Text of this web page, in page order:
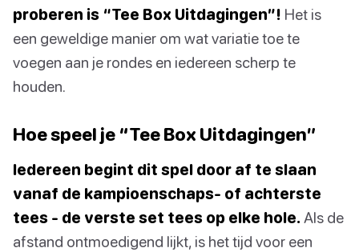
proberen is “Tee Box Uitdagingen”! Het is
een geweldige manier om wat variatie toe te
voegen aan je rondes en iedereen scherp te
houden.
Hoe speel je “Tee Box Uitdagingen”
Iedereen begint dit spel door af te slaan
vanaf de kampioenschaps- of achterste
tees - de verste set tees op elke hole. Als de
afstand ontmoedigend lijkt, is het tijd voor een